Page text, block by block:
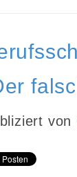
von